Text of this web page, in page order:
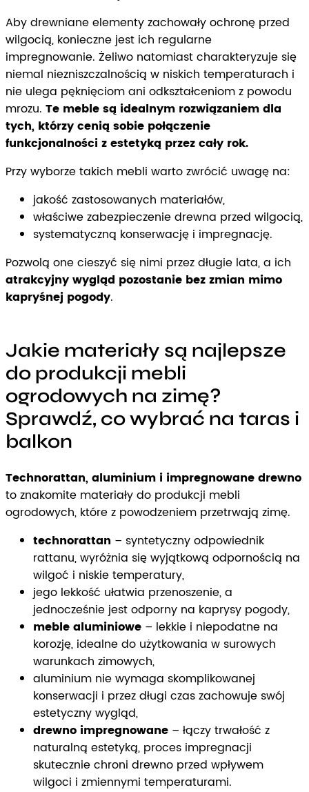
Aby drewniane elementy zachowały ochronę przed
wilgocią, konieczne jest ich regularne
impregnowanie. Żeliwo natomiast charakteryzuje się
niemal niezniszczalnością w niskich temperaturach i
nie ulega pęknięciom ani odkształceniom z powodu
mrozu. Te meble są idealnym rozwiązaniem dla
tych, którzy cenią sobie połączenie
funkcjonalności z estetyką przez cały rok.
Przy wyborze takich mebli warto zwrócić uwagę na:
jakość zastosowanych materiałów,
właściwe zabezpieczenie drewna przed wilgocią,
systematyczną konserwację i impregnację.
Pozwolą one cieszyć się nimi przez długie lata, a ich
atrakcyjny wygląd pozostanie bez zmian mimo
kapryśnej pogody.
Jakie materiały są najlepsze
do produkcji mebli
ogrodowych na zimę?
Sprawdź, co wybrać na taras i
balkon
Technorattan, aluminium i impregnowane drewno
to znakomite materiały do produkcji mebli
ogrodowych, które z powodzeniem przetrwają zimę.
technorattan – syntetyczny odpowiednik
rattanu, wyróżnia się wyjątkową odpornością na
wilgoć i niskie temperatury,
jego lekkość ułatwia przenoszenie, a
jednocześnie jest odporny na kaprysy pogody,
meble aluminiowe – lekkie i niepodatne na
korozję, idealne do użytkowania w surowych
warunkach zimowych,
aluminium nie wymaga skomplikowanej
konserwacji i przez długi czas zachowuje swój
estetyczny wygląd,
drewno impregnowane – łączy trwałość z
naturalną estetyką, proces impregnacji
skutecznie chroni drewno przed wpływem
wilgoci i zmiennymi temperaturami.